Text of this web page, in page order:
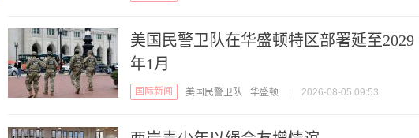
美国民警卫队在华盛顿特区部署延至2029
年1月
国际新闻 美国民警卫队 华盛顿 2026-08-05 09:53